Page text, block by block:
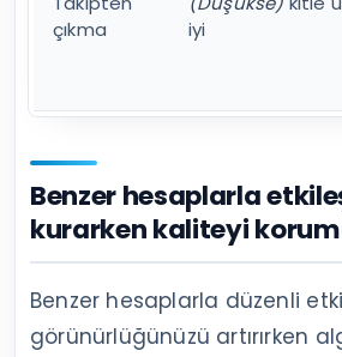
çıkma
iyi
Benzer hesaplarla
kurarken kaliteyi
Benzer hesaplarla düzenli
görünürlüğünüzü artırırken